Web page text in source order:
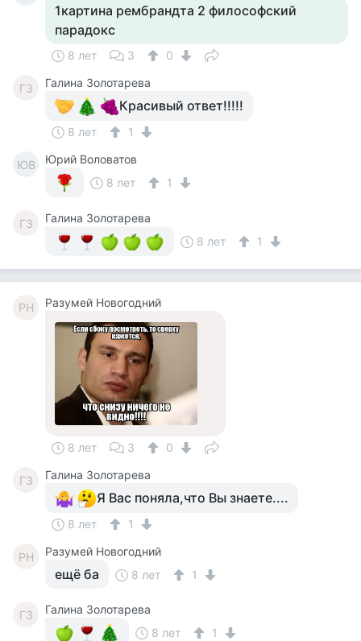
1картина рембрандта 2 философский
парадокс
8 лет 3 0
ГЗ Галина Золотарева
Красивый ответ!!!!!
8 лет 1
ЮВ
Юрий Воловатов
8 лет
1
ГЗ
Галина Золотарева
8 лет
1
РН Разумей Новогодний
8 лет 3 0
ГЗ Галина Золотарева
Я Вас поняла,что Вы знаете....
8 лет 1
РН Разумей Новогодний
ещё ба 8 лет 1
ГЗ
Галина Золотарева
8 лет
1